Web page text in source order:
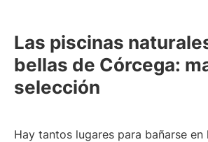
Las piscinas
bellas de Córcega:
selección
Hay tantos lugares para bañarse en